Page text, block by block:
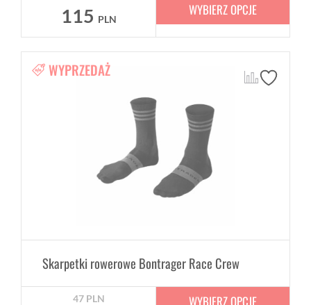
115 PLN
WYBIERZ OPCJE
WYPRZEDAŻ
Skarpetki rowerowe Bontrager Race Crew
47 PLN WYBIERZ OPCJE